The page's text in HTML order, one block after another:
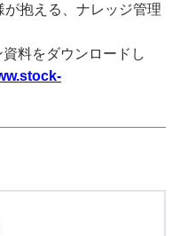
が抱える、ナレッジ管理
料をダウンロードし